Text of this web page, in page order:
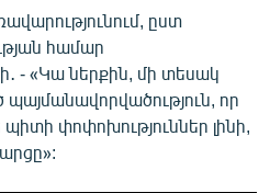
ըստ
համար
- «Կա ներքին, մի տեսակ
որ
պիտի փոփոխություններ լինի,